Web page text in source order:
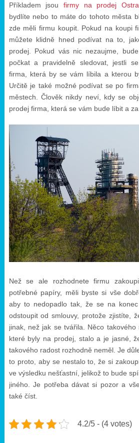
Příkladem jsoufirmy na prodej
bydlíte nebo to máte do tohoto města
zde měli firmu koupit. Pokud na koupi
můžete klidně hned podívat na to,
prodej. Pokud vás nic nezaujme,
počkat a pravidelně sledovat, jestli
firma, která by se vám líbila a kterou
Určitě je také možné podívat se po
městech. Člověk nikdy neví, kdy se
prodej firma, která se vám bude líbit a
Než se ale rozhodnete firmu
potřebné papíry, měli byste si vše
aby to nedopadlo tak, že se na
odstoupit od smlouvy, protože zjistíte,
jinak, než jak se tvářila. Něco takového
které byly na prodej, stalo a je jasné,
takového radost rozhodně neměl. Je
to proto, aby se nestalo to, že si
ve výsledku nešťastní, jelikož to bude
jiného. Je potřeba dávat si pozor a
také číst.
4.2/5 - (4 votes)